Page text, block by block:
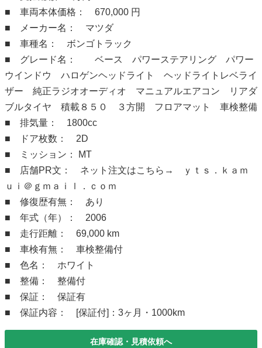
■ 車両本体価格： 670,000 円
■ メーカー名： マツダ
■ 車種名： ボンゴトラック
■ グレード名： ベース パワーステアリング パワー
ウインドウ ハロゲンヘッドライト ヘッドライトレベライ
ザー 純正ラジオオーディオ マニュアルエアコン リアダ
ブルタイヤ 積載８５０ ３方開 フロアマット 車検整備
■ 排気量： 1800cc
■ ドア枚数： 2D
■ ミッション： MT
■ 店舗PR文： ネット注文はこちら→ ｙｔｓ．ｋａｍ
ｕｉ＠ｇｍａｉｌ．ｃｏｍ
■ 修復歴有無： あり
■ 年式（年）： 2006
■ 走行距離： 69,000 km
■ 車検有無： 車検整備付
■ 色名： ホワイト
■ 整備： 整備付
■ 保証： 保証有
■ 保証内容： [保証付]：3ヶ月・1000km
在庫確認・見積依頼へ